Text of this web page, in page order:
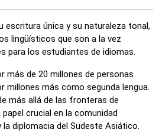
escritura única y su naturaleza tonal,
lingüísticos que son a la vez
para los estudiantes de idiomas.
más de 20 millones de personas
millones más como segunda lengua.
más allá de las fronteras de
crucial en la comunidad
la diplomacia del Sudeste Asiático.